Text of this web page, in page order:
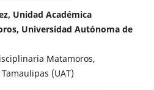
Unidad Académica
Universidad Autónoma de
Matamoros,
(UAT)